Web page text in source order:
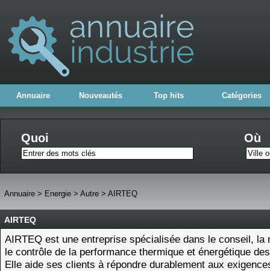
Annuaire Nouveautés Top hits Catégories
Quoi Où
Annuaire > Energie > Autre > AIRTEQ
AIRTEQ
AIRTEQ est une entreprise spécialisée dans le conseil, la
le contrôle de la performance thermique et énergétique
Elle aide ses clients à répondre durablement aux